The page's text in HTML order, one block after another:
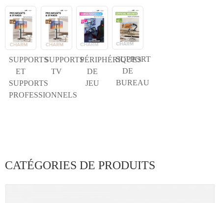
SUPPORTS
ET
SUPPORTS
PROFESSIONNELS
SUPPORTS
TV
PÉRIPHÉRIQUES
DE
JEU
SUPPORT
DE
BUREAU
CATÉGORIES DE PRODUITS